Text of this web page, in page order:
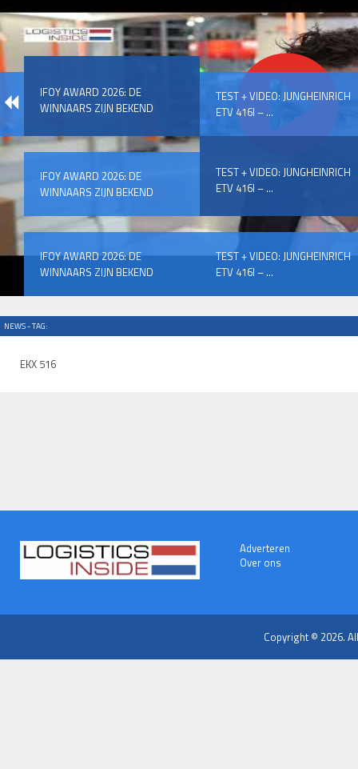
IFOY AWARD 2026: DE
WINNAARS ZIJN BEKEND
TEST + VIDEO: JUNGHEINRICH
ETV 416I – ...
IFOY AWARD 2026: DE
WINNAARS ZIJN BEKEND
TEST + VIDEO: JUNGHEINRICH
ETV 416I – ...
IFOY AWARD 2026: DE
WINNAARS ZIJN BEKEND
TEST + VIDEO: JUNGHEINRICH
ETV 416I – ...
NEWS - TAG:
EKX 516
Adverteren
Over ons
Copyright © 2026.